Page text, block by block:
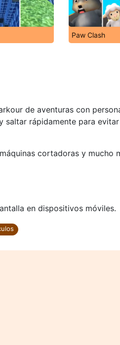
Paw Clash
de aventuras con
saltar rápidamente para
cortadoras y mucho
en dispositivos móviles.